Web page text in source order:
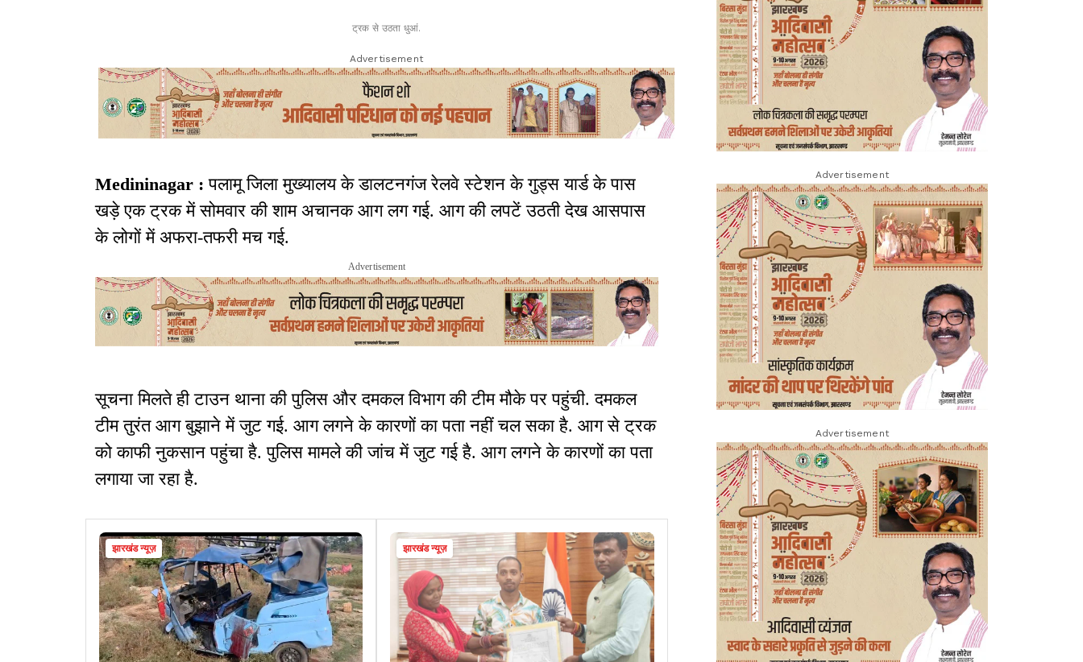
ट्रक से उठता धुआं.
Advertisement
Medininagar :पलामू जिला मुख्यालय के डालटनगंज रेलवे स्टेशन के गुड्स यार्ड के पास
खड़े एक ट्रक में सोमवार की शाम अचानक आग लग गई. आग की लपटें उठती देख आसपास
के लोगों में अफरा-तफरी मच गई.
Advertisement
सूचना मिलते ही टाउन थाना की पुलिस और दमकल विभाग की टीम मौके पर पहुंची. दमकल
टीम तुरंत आग बुझाने में जुट गई. आग लगने के कारणों का पता नहीं चल सका है. आग से ट्रक
को काफी नुकसान पहुंचा है. पुलिस मामले की जांच में जुट गई है. आग लगने के कारणों का पता
लगाया जा रहा है.
झारखंड न्यूज़ झारखंड न्यूज़
Advertisement
Advertisement